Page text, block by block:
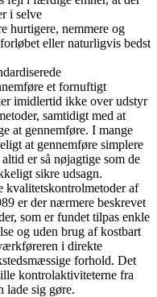
i selve
hurtigere, nemmere og
eller naturligvis bedst
et fornuftigt
imidlertid ikke over udstyr
samtidigt med at
at gennemføre. I mange
at gennemføre simplere
er så nøjagtige som de
sikre udsagn.
kvalitetskontrolmeto­der af
er der nærmere beskrevet
som er fundet tilpas enkle
og uden brug af kostbart
i direkte
forhold. Det
kontrolaktiviteterne fra
lade sig gøre.